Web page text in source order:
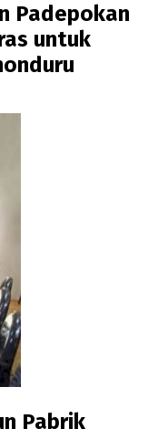
Padepokan
untuk
Pabrik